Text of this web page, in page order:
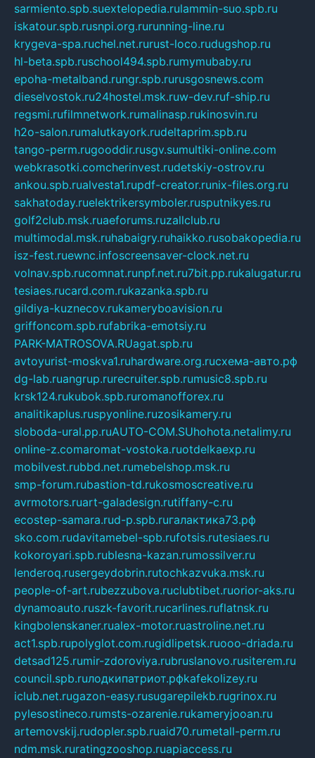
sarmiento.spb.suextelopedia.rulammin-suo.spb.ru
iskatour.spb.rusnpi.org.rurunning-line.ru
krygeva-spa.ruchel.net.rurust-loco.rudugshop.ru
hl-beta.spb.ruschool494.spb.rumymubaby.ru
epoha-metalband.rungr.spb.rurusgosnews.com
dieselvostok.ru24hostel.msk.ruw-dev.ruf-ship.ru
regsmi.rufilmnetwork.rumalinasp.rukinosvin.ru
h2o-salon.rumalutkayork.rudeltaprim.spb.ru
tango-perm.rugooddir.rusgv.sumultiki-online.com
webkrasotki.comcherinvest.rudetskiy-ostrov.ru
ankou.spb.rualvesta1.rupdf-creator.runix-files.org.ru
sakhatoday.ruelektrikersymboler.rusputnikyes.ru
golf2club.msk.ruaeforums.ruzallclub.ru
multimodal.msk.ruhabaigry.ruhaikko.rusobakopedia.ru
isz-fest.ruewnc.infoscreensaver-clock.net.ru
volnav.spb.rucomnat.runpf.net.ru7bit.pp.rukalugatur.ru
tesiaes.rucard.com.rukazanka.spb.ru
gildiya-kuznecov.rukameryboavision.ru
griffoncom.spb.rufabrika-emotsiy.ru
PARK-MATROSOVA.RUagat.spb.ru
avtoyurist-moskva1.ruhardware.org.ruсхема-авто.рф
dg-lab.ruangrup.rurecruiter.spb.rumusic8.spb.ru
krsk124.rukubok.spb.ruromanofforex.ru
analitikaplus.ruspyonline.ruzosikamery.ru
sloboda-ural.pp.ruAUTO-COM.SUhohota.netalimy.ru
online-z.comaromat-vostoka.ruotdelkaexp.ru
mobilvest.rubbd.net.rumebelshop.msk.ru
smp-forum.rubastion-td.rukosmoscreative.ru
avrmotors.ruart-galadesign.rutiffany-c.ru
ecostep-samara.rud-p.spb.ruгалактика73.рф
sko.com.rudavitamebel-spb.rufotsis.rutesiaes.ru
kokoroyari.spb.rublesna-kazan.rumossilver.ru
lenderoq.rusergeydobrin.rutochkazvuka.msk.ru
people-of-art.rubezzubova.ruclubtibet.ruorior-aks.ru
dynamoauto.ruszk-favorit.rucarlines.ruflatnsk.ru
kingbolenskaner.rualex-motor.ruastroline.net.ru
act1.spb.rupolyglot.com.rugidlipetsk.ruooo-driada.ru
detsad125.rumir-zdoroviya.rubruslanovo.rusiterem.ru
council.spb.ruлодкипатриот.рфkafekolizey.ru
iclub.net.rugazon-easy.rusugarepilekb.rugrinox.ru
pylesostineco.rumsts-ozarenie.rukameryjooan.ru
artemovskij.rudopler.spb.ruaid70.rumetall-perm.ru
ndm.msk.ruratingzooshop.ruapiaccess.ru